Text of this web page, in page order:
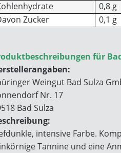
0,8 g
Zucker
0,1 g
für
Weingut Bad Sulza
Nr. 17
Bad Sulza
intensive Farbe.
Tannine und eine